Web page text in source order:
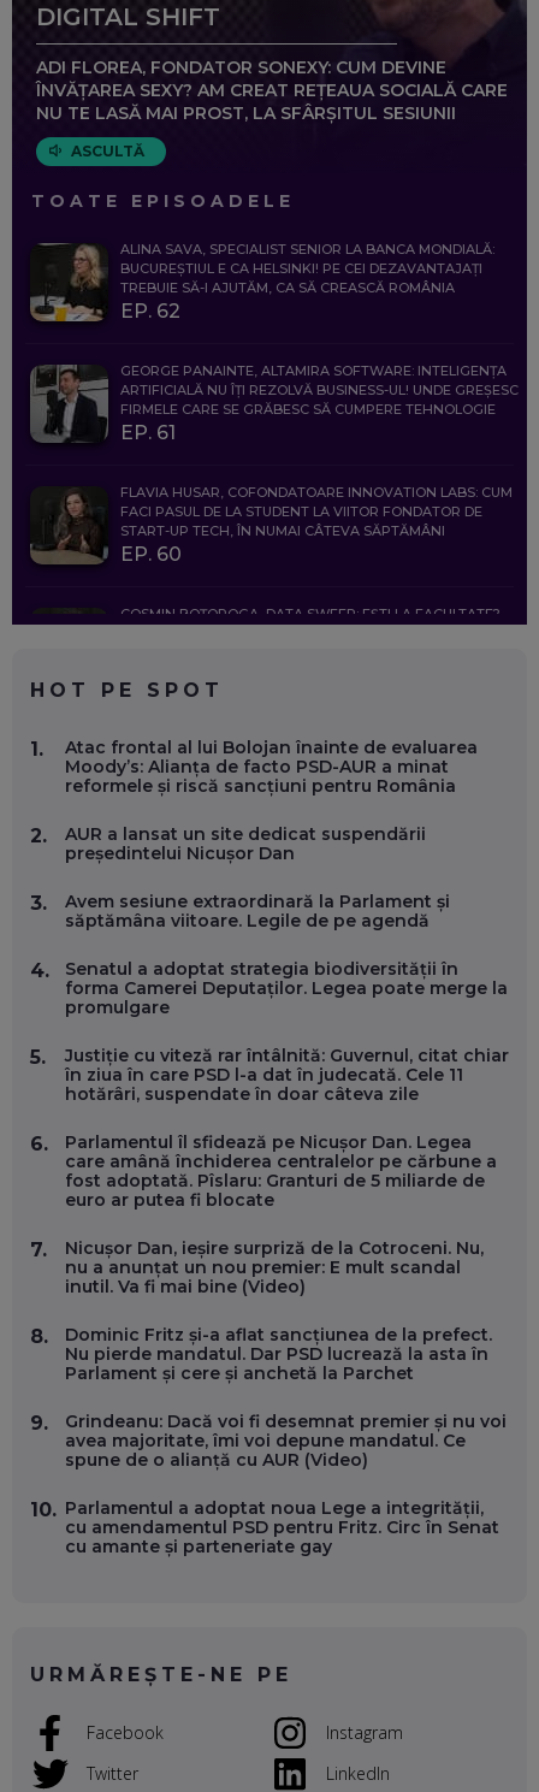
DIGITAL SHIFT
ADI FLOREA, FONDATOR SONEXY: CUM DEVINE
ÎNVĂȚAREA SEXY? AM CREAT REȚEAUA SOCIALĂ CARE
NU TE LASĂ MAI PROST, LA SFÂRȘITUL SESIUNII
ASCULTĂ
TOATE EPISOADELE
ALINA SAVA, SPECIALIST SENIOR LA BANCA MONDIALĂ:
BUCUREȘTIUL E CA HELSINKI! PE CEI DEZAVANTAJAȚI
TREBUIE SĂ-I AJUTĂM, CA SĂ CREASCĂ ROMÂNIA
EP. 62
GEORGE PANAINTE, ALTAMIRA SOFTWARE: INTELIGENȚA
ARTIFICIALĂ NU ÎȚI REZOLVĂ BUSINESS-UL! UNDE GREȘESC
FIRMELE CARE SE GRĂBESC SĂ CUMPERE TEHNOLOGIE
EP. 61
FLAVIA HUSAR, COFONDATOARE INNOVATION LABS: CUM
FACI PASUL DE LA STUDENT LA VIITOR FONDATOR DE
START-UP TECH, ÎN NUMAI CÂTEVA SĂPTĂMÂNI
EP. 60
COSMIN BOȚOROGA, DATA SWEEP: EȘTI LA FACULTATE?
FOLOSEȘTI TEHNOLOGIA CA SĂ FII MAI BUN LA JOB. ȘI CUM
SE VA SCHIMBA MUNCA, ÎN URMĂTORII ANI
EP. 58
MARIUS PAȘCULEA, COFONDATOR AL KULTH: CUM
CĂTRE ARTĂ, LA NIVEL GLOBAL
EP. 57
ANDREI AVĂDANEI, BIT SENTINEL: CUM ÎȚI PROTEJEZI
EFICIENT VIAȚA ONLINE. ȘI CARE SUNT PRIMII PAȘI ÎNTR-O
CARIERĂ DE „HACKER CU PERMIS”
DOINA VÎLCEANU, CONTENTSPEED: VREI SUCCES ONLINE?
EP. 55
WASHINGTON, OCHELARI INTELIGENȚI ȘI FERME
VERTICALE FĂRĂ PĂMÂNT
EP. 54
VALENTIN VANCEA, CEO AL PATRIA BANK: AUTOMATIZĂM
PROCESE, DAR CE FACEM CÂND PICĂ BAZA DE DATE, LA
INSTITUȚIILE STATULUI?
VOICU OPREAN (AROBS): CUM CONSTRUIEȘTI O COMPANIE
TA LOCALĂ - ȘI CE SĂ DAI ÎNAPOI
EP. 52
PARTICIPANȚII LA DEZBATERILE DE PE REȚELE SOCIALE
ȚIPĂ, CU FEȚELE ACOPERITE. CUM ÎNVĂȚĂM SĂ DISCUTĂM
EP. 50
HOT PE SPOT
1.
Atac frontal al lui Bolojan înainte de evaluarea
Moody’s: Alianța de facto PSD-AUR a minat
reformele și riscă sancțiuni pentru România
2.
AUR a lansat un site dedicat suspendării
președintelui Nicușor Dan
3.
Avem sesiune extraordinară la Parlament și
săptămâna viitoare. Legile de pe agendă
4.
Senatul a adoptat strategia biodiversității în
forma Camerei Deputaților. Legea poate merge la
promulgare
5.
Justiție cu viteză rar întâlnită: Guvernul, citat chiar
în ziua în care PSD l-a dat în judecată. Cele 11
hotărâri, suspendate în doar câteva zile
6.
Parlamentul îl sfidează pe Nicușor Dan. Legea
care amână închiderea centralelor pe cărbune a
fost adoptată. Pîslaru: Granturi de 5 miliarde de
euro ar putea fi blocate
7.
Nicușor Dan, ieșire surpriză de la Cotroceni. Nu,
nu a anunțat un nou premier: E mult scandal
inutil. Va fi mai bine (Video)
8.
Dominic Fritz și-a aflat sancțiunea de la prefect.
Nu pierde mandatul. Dar PSD lucrează la asta în
Parlament și cere și anchetă la Parchet
9.
Grindeanu: Dacă voi fi desemnat premier și nu voi
avea majoritate, îmi voi depune mandatul. Ce
spune de o alianță cu AUR (Video)
10. Parlamentul a adoptat noua Lege a integrității,
cu amendamentul PSD pentru Fritz. Circ în Senat
cu amante și parteneriate gay
URMĂREȘTE-NE PE
Facebook
Twitter
Instagram
LinkedIn